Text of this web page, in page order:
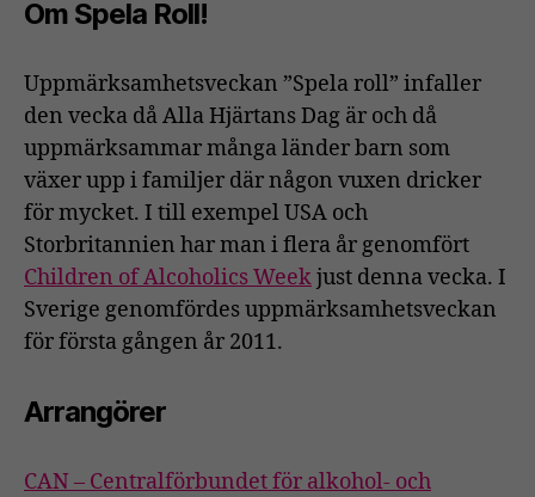
Om Spela Roll!
Uppmärksamhetsveckan ”Spela roll” infaller
den vecka då Alla Hjärtans Dag är och då
uppmärksammar många länder barn som
växer upp i familjer där någon vuxen dricker
för mycket. I till exempel USA och
Storbritannien har man i flera år genomfört
Children of Alcoholics Weekjust denna vecka. I
Sverige genomfördes uppmärksamhetsveckan
för första gången år 2011.
Arrangörer
CAN – Centralförbundet för alkohol- och